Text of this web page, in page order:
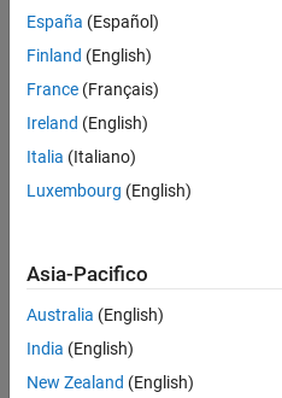
España (Español)
Finland (English)
France (Français)
Ireland (English)
Italia (Italiano)
Luxembourg (English)
Asia-Pacifico
Australia (English)
India (English)
New Zealand (English)
© 1994-2026 The MathWorks,